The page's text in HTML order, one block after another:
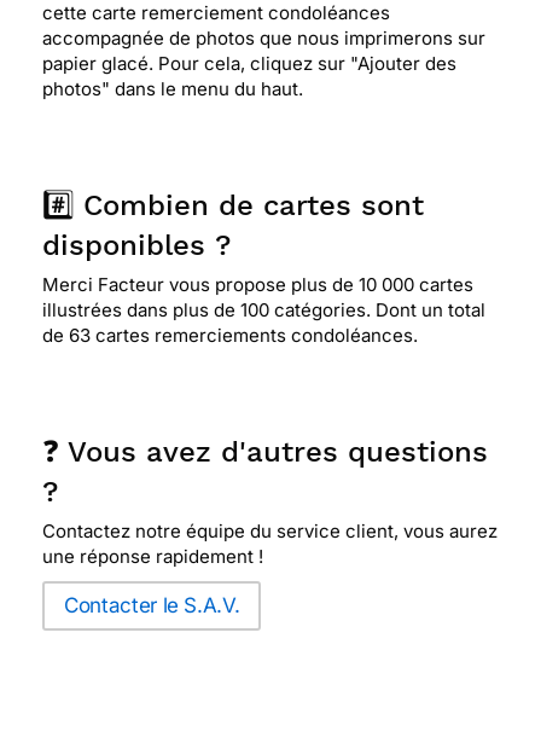
cette carte remerciement condoléances
accompagnée de photos que nous imprimerons sur
papier glacé. Pour cela, cliquez sur "Ajouter des
photos" dans le menu du haut.
#️⃣ Combien de cartes sont
disponibles ?
Merci Facteur vous propose plus de 10 000 cartes
illustrées dans plus de 100 catégories. Dont un total
de 63 cartes remerciements condoléances.
❓ Vous avez d'autres questions
?
Contactez notre équipe du service client, vous aurez
une réponse rapidement !
Contacter le S.A.V.